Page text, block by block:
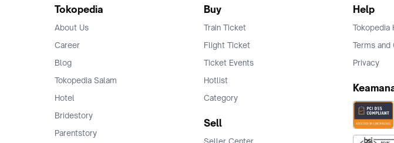
Tokopedia
About Us
Career
Blog
Tokopedia Salam
Hotel
Bridestory
Parentstory
Buy
Train Ticket
Flight Ticket
Ticket Events
Hotlist
Category
Sell
Help
Tokopedia
Terms and
Privacy